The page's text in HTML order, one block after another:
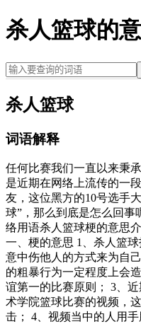
杀人篮球的
杀人篮球
词语解释
任何比赛我们一直以来秉
是近期在网络上流传的一
友，这位黑方的10号选手
球”，那么到底是怎么回事
络用语杀人篮球梗的意思
一、梗的意思 1、杀人篮
意中伤他人的方式来为自
的粗暴行为一定程度上会
谊第一的比赛原则； 3、
术学院篮球比赛的视频，
击； 4、视频当中的人用